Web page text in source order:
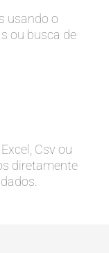
usando o
ou busca de
Csv ou
diretamente